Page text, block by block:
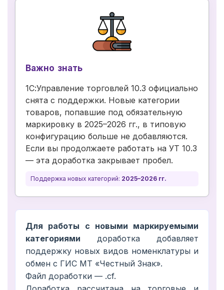
Важно знать
1С:Управление торговлей 10.3 официально
снята с поддержки. Новые категории
товаров, попавшие под обязательную
маркировку в 2025–2026 гг., в типовую
конфигурацию больше не добавляются.
Если вы продолжаете работать на УТ 10.3
— эта доработка закрывает пробел.
Поддержка новых категорий: 2025–2026 гг.
Для работы с новыми маркируемыми
категориями доработка добавляет
поддержку новых видов номенклатуры и
обмен с ГИС МТ «Честный Знак».
Файл доработки — .cf.